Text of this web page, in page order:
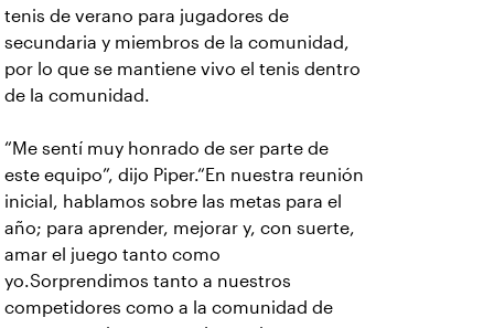
tenis de verano para jugadores de
secundaria y miembros de la comunidad,
por lo que se mantiene vivo el tenis dentro
de la comunidad.
“Me sentí muy honrado de ser parte de
este equipo”, dijo Piper.“En nuestra reunión
inicial, hablamos sobre las metas para el
año; para aprender, mejorar y, con suerte,
amar el juego tanto como
yo.Sorprendimos tanto a nuestros
competidores como a la comunidad de